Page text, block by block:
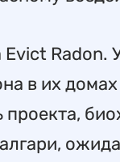
Radon.
в их
проекта,